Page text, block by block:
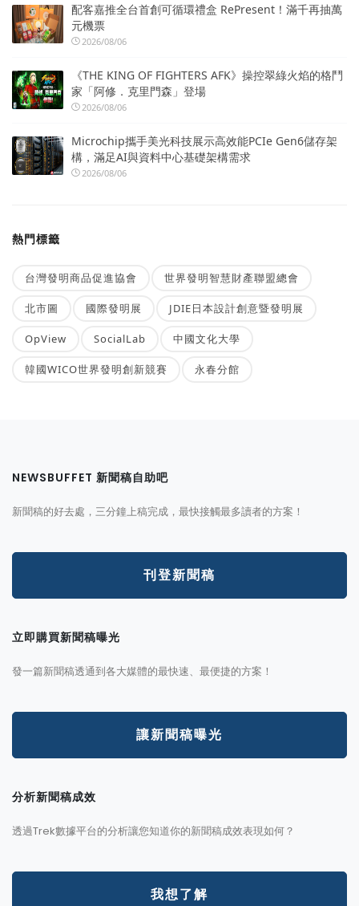
配客嘉推全台首創可循環禮盒 RePresent！滿千再抽萬
元機票
2026/08/06
《THE KING OF FIGHTERS AFK》操控翠綠火焰的格鬥
家「阿修．克里門森」登場
2026/08/06
Microchip攜手美光科技展示高效能PCIe Gen6儲存架
構，滿足AI與資料中心基礎架構需求
2026/08/06
熱門標籤
台灣發明商品促進協會 世界發明智慧財產聯盟總會
北市圖 國際發明展 JDIE日本設計創意暨發明展
OpView SocialLab 中國文化大學
韓國WICO世界發明創新競賽 永春分館
NEWSBUFFET 新聞稿自助吧
新聞稿的好去處，三分鐘上稿完成，最快接觸最多讀者的方案！
刊登新聞稿
立即購買新聞稿曝光
發一篇新聞稿透通到各大媒體的最快速、最便捷的方案！
讓新聞稿曝光
分析新聞稿成效
透過Trek數據平台的分析讓您知道你的新聞稿成效表現如何？
我想了解